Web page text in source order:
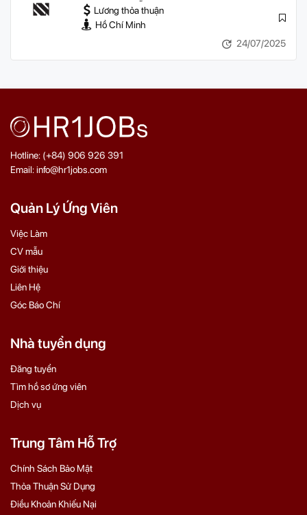
NINA NGUYỄN
Lương thỏa thuận
Hồ Chí Minh
24/07/2025
Hotline: (+84) 906 926 391
Email: info@hr1jobs.com
Quản Lý Ứng Viên
Việc Làm
CV mẫu
Giới thiệu
Liên Hệ
Góc Báo Chí
Nhà tuyển dụng
Đăng tuyển
Tìm hồ sơ ứng viên
Dịch vụ
Trung Tâm Hỗ Trợ
Chính Sách Bảo Mật
Thỏa Thuận Sử Dụng
Điều Khoản Khiếu Nại